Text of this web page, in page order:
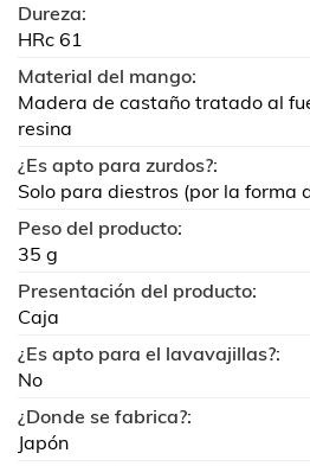
Dureza:
HRc 61
Material del mango:
Madera de castaño tratado al
resina
¿Es apto para zurdos?:
Solo para diestros (por la forma
Peso del producto:
35 g
Presentación del producto:
Caja
¿Es apto para el lavavajillas?:
No
¿Donde se fabrica?:
Japón